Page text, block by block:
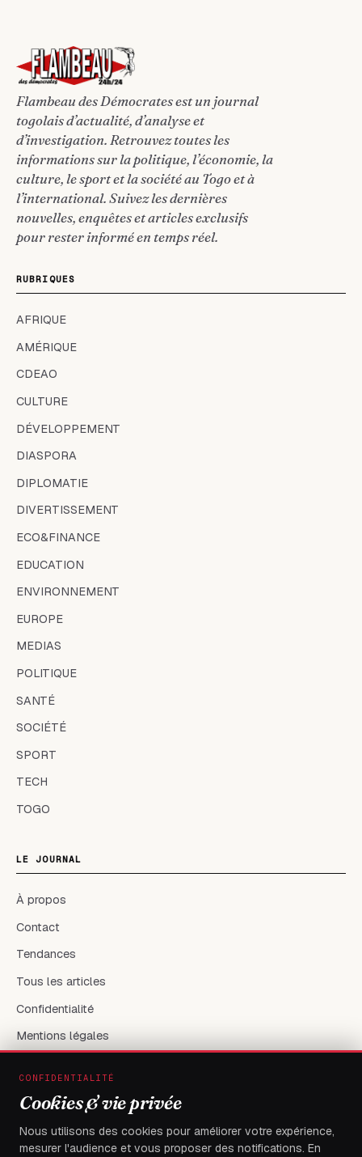
Flambeau des Démocrates est un journal
togolais d’actualité, d’analyse et
d’investigation. Retrouvez toutes les
informations sur la politique, l’économie, la
culture, le sport et la société au Togo et à
l’international. Suivez les dernières
nouvelles, enquêtes et articles exclusifs
pour rester informé en temps réel.
RUBRIQUES
AFRIQUE
AMÉRIQUE
CDEAO
CULTURE
DÉVELOPPEMENT
DIASPORA
DIPLOMATIE
DIVERTISSEMENT
ECO&FINANCE
EDUCATION
ENVIRONNEMENT
EUROPE
MEDIAS
POLITIQUE
SANTÉ
SOCIÉTÉ
SPORT
TECH
TOGO
LE JOURNAL
À propos
Contact
Tendances
Tous les articles
Confidentialité
Mentions légales
X / Twitter
flambeaudesdemocrates@gmail.com
CONFIDENTIALITÉ
Cookies & vie privée
Nous utilisons des cookies pour améliorer votre expérience,
mesurer l'audience et vous proposer des notifications. En